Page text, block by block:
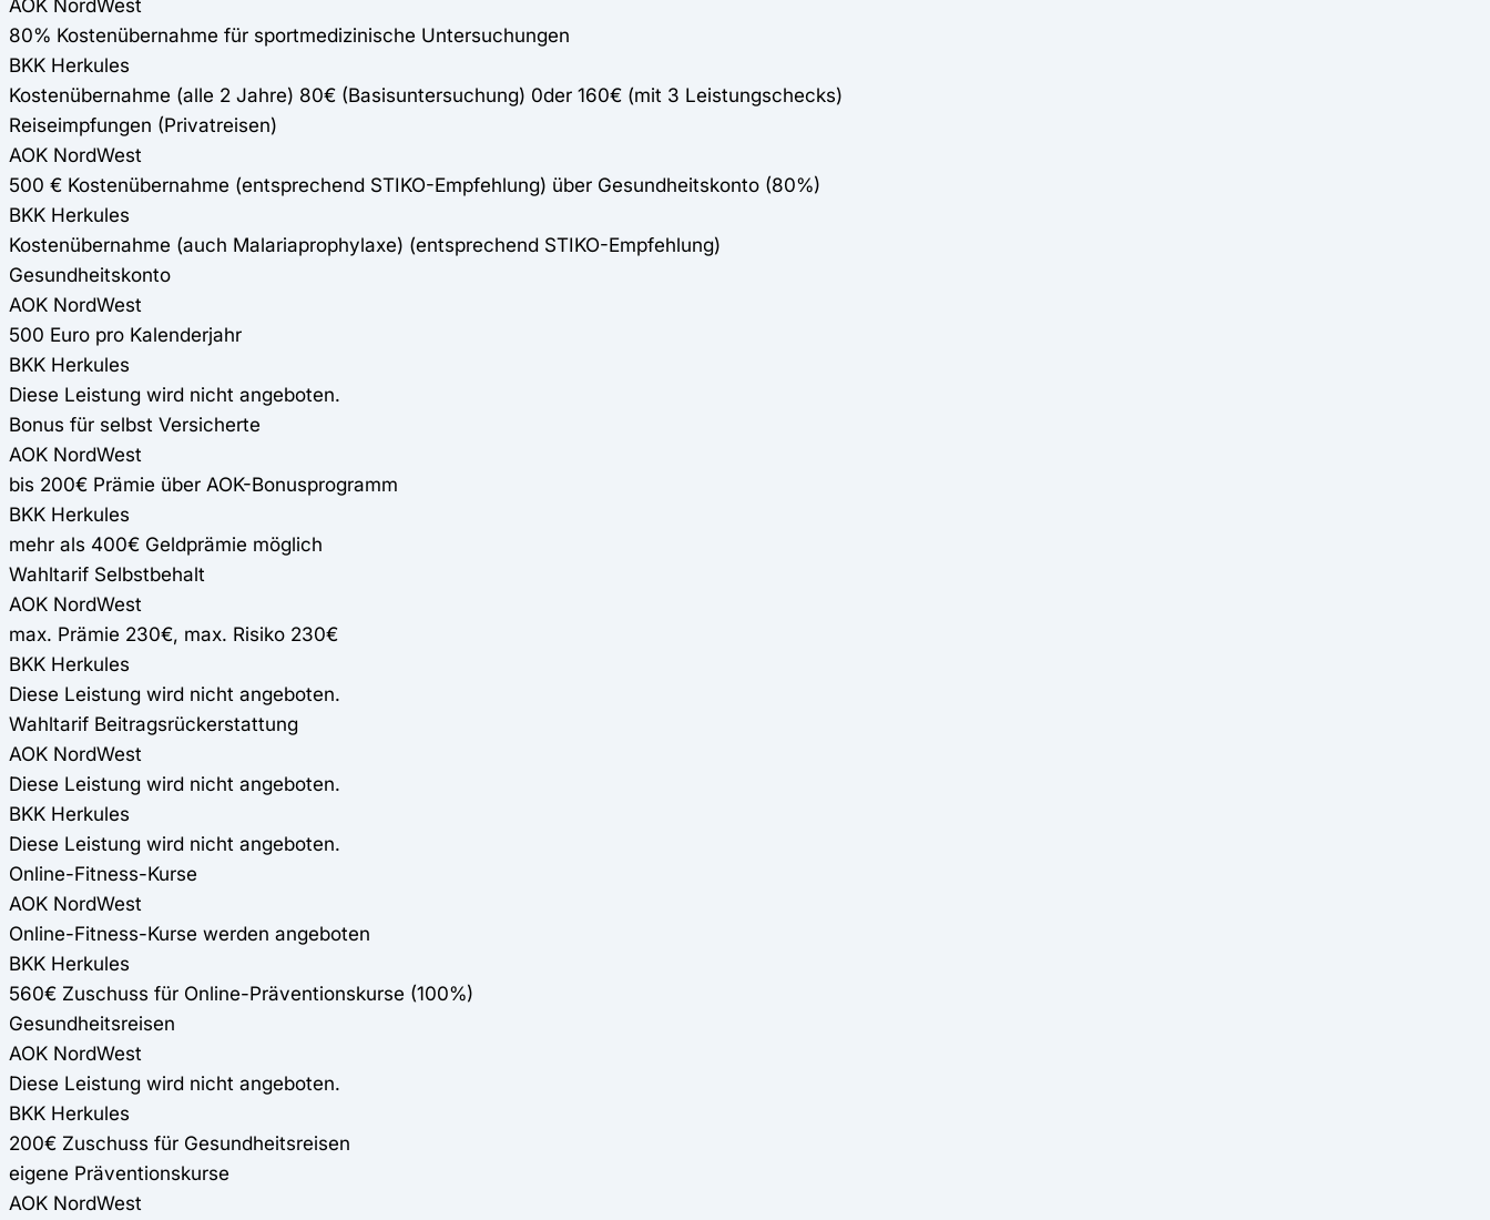
AOK NordWest
80% Kostenübernahme für sportmedizinische Untersuchungen
BKK Herkules
Kostenübernahme (alle 2 Jahre) 80€ (Basisuntersuchung) 0der 160€ (mit 3 Leistungschecks)
Reiseimpfungen (Privatreisen)
AOK NordWest
500 € Kostenübernahme (entsprechend STIKO-Empfehlung) über Gesundheitskonto (80%)
BKK Herkules
Kostenübernahme (auch Malariaprophylaxe) (entsprechend STIKO-Empfehlung)
Gesundheitskonto
AOK NordWest
500 Euro pro Kalenderjahr
BKK Herkules
Diese Leistung wird nicht angeboten.
Bonus für selbst Versicherte
AOK NordWest
bis 200€ Prämie über AOK-Bonusprogramm
BKK Herkules
mehr als 400€ Geldprämie möglich
Wahltarif Selbstbehalt
AOK NordWest
max. Prämie 230€, max. Risiko 230€
BKK Herkules
Diese Leistung wird nicht angeboten.
Wahltarif Beitragsrückerstattung
AOK NordWest
Diese Leistung wird nicht angeboten.
BKK Herkules
Diese Leistung wird nicht angeboten.
Online-Fitness-Kurse
AOK NordWest
Online-Fitness-Kurse werden angeboten
BKK Herkules
560€ Zuschuss für Online-Präventionskurse (100%)
Gesundheitsreisen
AOK NordWest
Diese Leistung wird nicht angeboten.
BKK Herkules
200€ Zuschuss für Gesundheitsreisen
eigene Präventionskurse
AOK NordWest